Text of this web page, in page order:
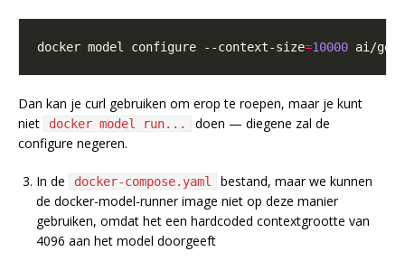
docker model configure --context-size=10000
Dan kan je curl gebruiken om erop te roepen, maar je kunt
niet
docker model run...
doen — diegene zal de
configure negeren.
In de docker-compose.yaml
bestand, maar we kunnen
de docker-model-runner image niet op deze manier
gebruiken, omdat het een hardcoded contextgrootte van
4096 aan het model doorgeeft